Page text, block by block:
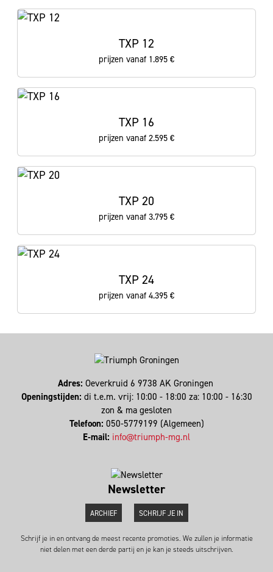
TXP 12
prijzen vanaf 1.895 €
TXP 16
prijzen vanaf 2.595 €
TXP 20
prijzen vanaf 3.795 €
TXP 24
prijzen vanaf 4.395 €
Adres: Oeverkruid 6 9738 AK Groningen
Openingstijden: di t.e.m. vrij: 10:00 - 18:00 za: 10:00 - 16:30
zon & ma gesloten
Telefoon: 050-5779199 (Algemeen)
E-mail: info@triumph-mg.nl
Newsletter
ARCHIEF SCHRIJF JE IN
Schrijf je in en ontvang de meest recente promoties. We zullen je informatie
niet delen met een derde partij en je kan je steeds uitschrijven.